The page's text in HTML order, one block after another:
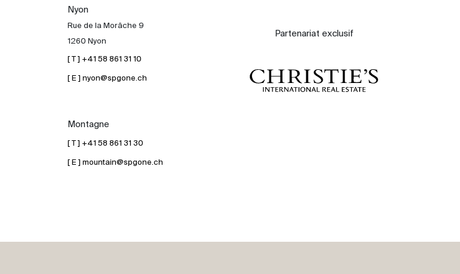
À propos
Contacter
Nyon
Rue de la Morâche 9
1260 Nyon
[ T ] +41 58 861 31 10
[ E ] nyon@spgone.ch
Montagne
[ T ] +41 58 861 31 30
[ E ] mountain@spgone.ch
Partenariat exclusif